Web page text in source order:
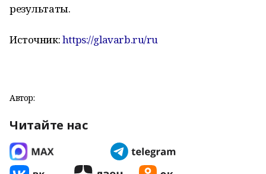
результаты.
Источник:https://glavarb.ru/ru
Автор:
Читайте нас